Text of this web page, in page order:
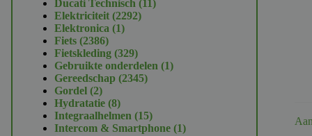
Ducati Technisch 1111
Elektriciteit 22922292
Elektronica 11
Fiets 23862386
producten
Fietskleding 329329
producten
Gebruikte onderdelen 11
Gereedschap 23452345
Gordel 22
producten
Hydratatie 88
producten
Integraalhelmen 1515
producten
Intercom & Smartphone 11